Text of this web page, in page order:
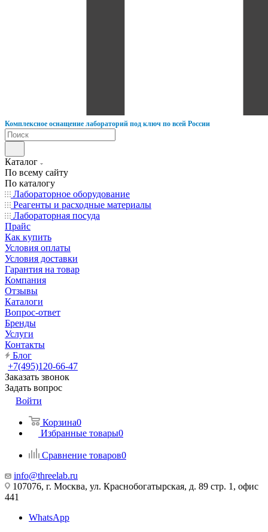
Комплексное оснащение лабораторий под ключ по всей России
Каталог
По всему сайту
По каталогу
Лабораторное оборудование
Реагенты и расходные материалы
Лабораторная посуда
Прайс
Как купить
Условия оплаты
Условия доставки
Гарантия на товар
Компания
Отзывы
Каталоги
Вопрос-ответ
Бренды
Услуги
Контакты
Блог
+7(495)120-66-47
Заказать звонок
Задать вопрос
Войти
Корзина0
Избранные товары0
Сравнение товаров0
info@threelab.ru
107076, г. Москва, ул. Краснобогатырская, д. 89 стр. 1, офис
441
WhatsApp